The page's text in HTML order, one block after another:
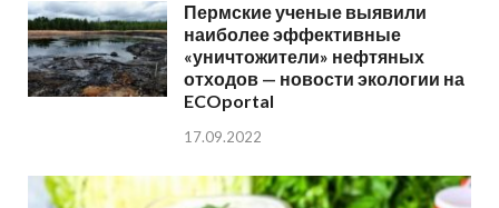
Пермские ученые выявили
наиболее эффективные
«уничтожители» нефтяных
отходов — новости экологии на
ECOportal
17.09.2022